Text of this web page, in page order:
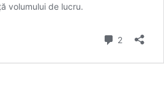
volumului de lucru.
2Comments